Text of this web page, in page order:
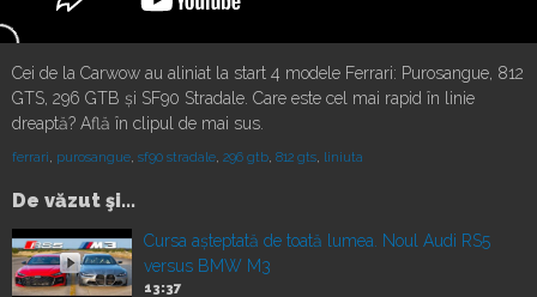
Cei de la Carwow au aliniat la start 4 modele Ferrari: Purosangue, 812
GTS, 296 GTB și SF90 Stradale. Care este cel mai rapid în linie
dreaptă? Află în clipul de mai sus.
ferrari, purosangue, sf90 stradale, 296 gtb, 812 gts, liniuta
De văzut şi...
Cursa așteptată de toată lumea. Noul Audi RS5
versus BMW M3
13:37